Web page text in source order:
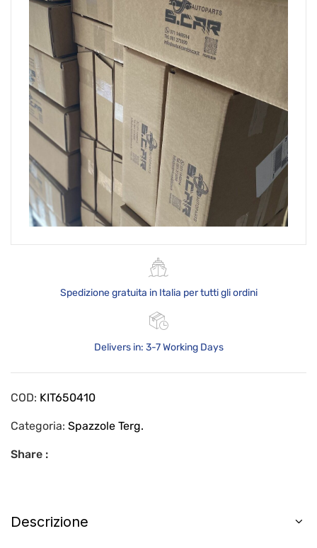
Spedizione gratuita in Italia per tutti gli ordini
Delivers in: 3-7 Working Days
COD: KIT650410
Categoria: Spazzole Terg.
Share :
Descrizione